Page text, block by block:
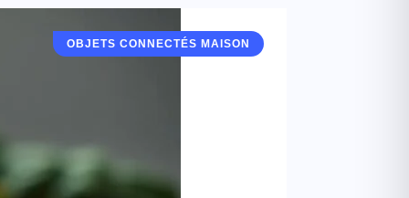
OBJETS CONNECTÉS MAISON